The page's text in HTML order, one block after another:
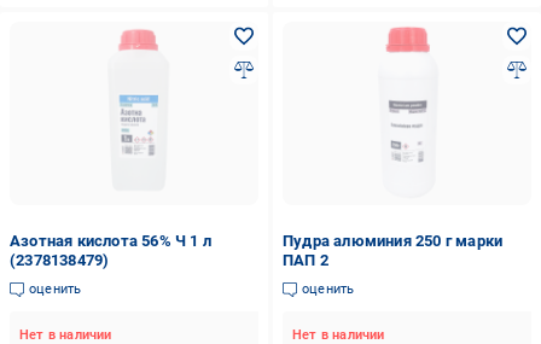
Азотная кислота 56% Ч 1 л
(2378138479)
оценить
Нет в наличии
Пудра алюминия 250 г марки
ПАП 2
оценить
Нет в наличии